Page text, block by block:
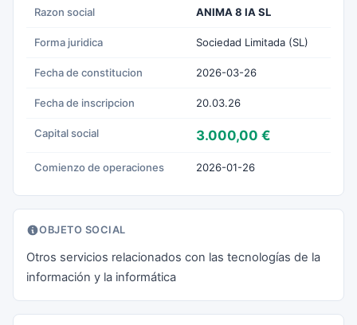
Razon social ANIMA 8 IA SL
Forma juridica Sociedad Limitada (SL)
Fecha de constitucion 2026-03-26
Fecha de inscripcion 20.03.26
Capital social 3.000,00 €
Comienzo de operaciones 2026-01-26
OBJETO SOCIAL
Otros servicios relacionados con las tecnologías de la
información y la informática